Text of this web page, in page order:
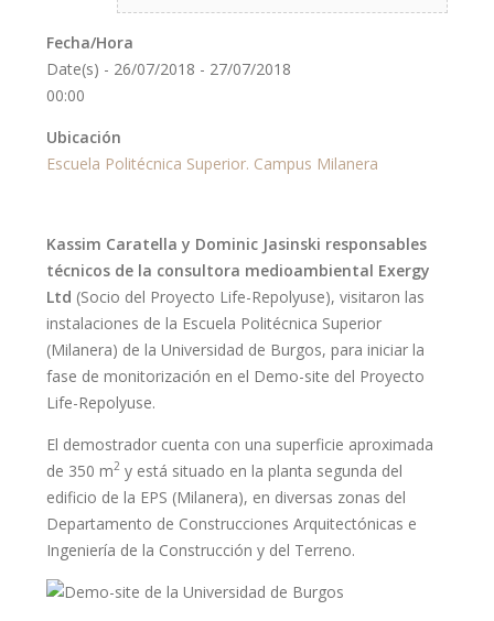
Fecha/Hora
Date(s) - 26/07/2018 - 27/07/2018
00:00
Ubicación
Escuela Politécnica Superior. Campus Milanera
Kassim Caratella y Dominic Jasinski responsables
técnicos de la consultora medioambiental Exergy
Ltd (Socio del Proyecto Life-Repolyuse), visitaron las
instalaciones de la Escuela Politécnica Superior
(Milanera) de la Universidad de Burgos, para iniciar la
fase de monitorización en el Demo-site del Proyecto
Life-Repolyuse.
El demostrador cuenta con una superficie aproximada
de 350 m2 y está situado en la planta segunda del
edificio de la EPS (Milanera), en diversas zonas del
Departamento de Construcciones Arquitectónicas e
Ingeniería de la Construcción y del Terreno.